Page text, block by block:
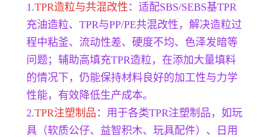
1.TPR造粒与共混改性 ：适配SBS/SEBS基TPR
充油造粒、TPR与PP/PE共混改性，解决造粒过
程中粘釜、流动性差、硬度不均、色泽发暗等
问题；辅助高填充TPR造粒，在添加大量填料
的情况下，仍能保持材料良好的加工性与力学
性能，有效降低生产成本。
2.TPR注塑制品 ：用于各类TPR注塑制品，如玩
具（软质公仔、益智积木、玩具配件）、日用